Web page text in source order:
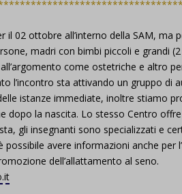
il 02 ottobre all’interno della SAM, ma
madri con bimbi piccoli e grandi
come ostetriche e altro
l’incontro sta attivando un gruppo di
istanze immediate, inoltre stiamo
dopo la nascita. Lo stesso Centro
gli insegnanti sono specializzati e
avere informazioni anche per
dell’allattamento al seno.